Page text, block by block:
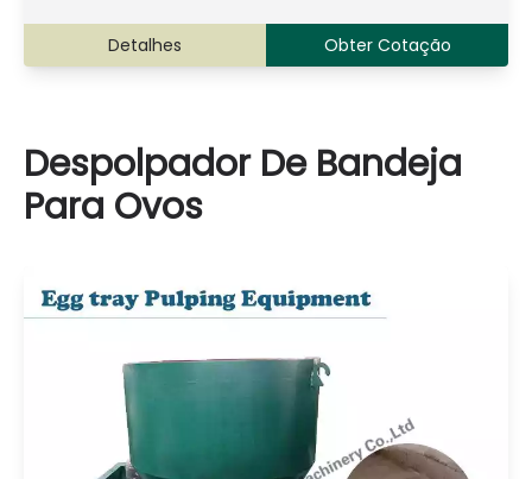
Detalhes Obter Cotação
Despolpador De Bandeja
Para Ovos